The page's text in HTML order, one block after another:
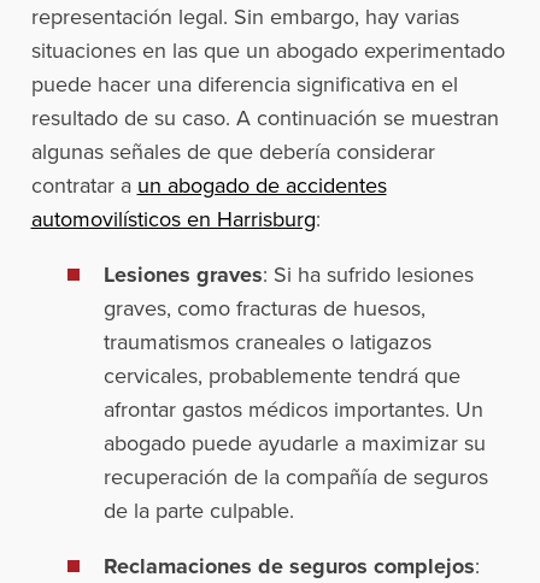
representación legal. Sin embargo, hay varias
situaciones en las que un abogado experimentado
puede hacer una diferencia significativa en el
resultado de su caso. A continuación se muestran
algunas señales de que debería considerar
contratar a un abogado de accidentes
automovilísticos en Harrisburg:
Lesiones graves: Si ha sufrido lesiones
graves, como fracturas de huesos,
traumatismos craneales o latigazos
cervicales, probablemente tendrá que
afrontar gastos médicos importantes. Un
abogado puede ayudarle a maximizar su
recuperación de la compañía de seguros
de la parte culpable.
Reclamaciones de seguros complejos: